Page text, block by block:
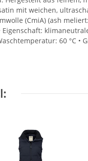
mit weichen,
(CmiA) (ash
60 °C •